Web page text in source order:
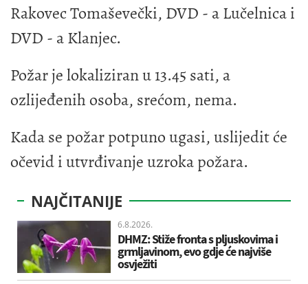
Rakovec Tomaševečki, DVD - a Lučelnica i
DVD - a Klanjec.
Požar je lokaliziran u 13.45 sati, a
ozlijeđenih osoba, srećom, nema.
Kada se požar potpuno ugasi, uslijedit će
očevid i utvrđivanje uzroka požara.
NAJČITANIJE
6.8.2026.
DHMZ: Stiže fronta s pljuskovima i
grmljavinom, evo gdje će najviše
osvježiti